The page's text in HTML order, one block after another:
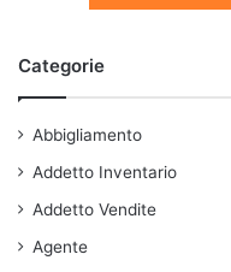
Categorie
Abbigliamento
Addetto Inventario
Addetto Vendite
Agente